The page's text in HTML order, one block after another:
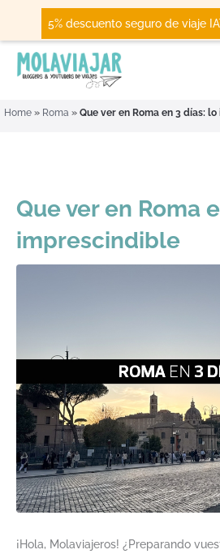
5% descuento seguro de viaje
Home » Roma » Que ver en Roma en 3 días:
Que ver en Roma
imprescindible
¡Hola, Molaviajeros! ¿Preparando